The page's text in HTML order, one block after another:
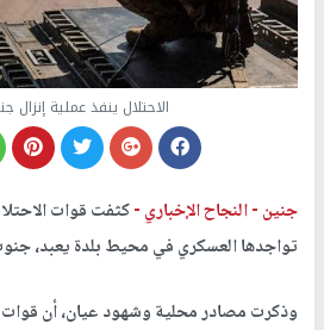
الاحتلال ينفذ عملية إنزال
جنين -النجاح الإخباري -كثفت قوات
تواجدها العسكري في محيط بلدة يعبد،
وذكرت مصادر محلية وشهود عيان، أن قوات